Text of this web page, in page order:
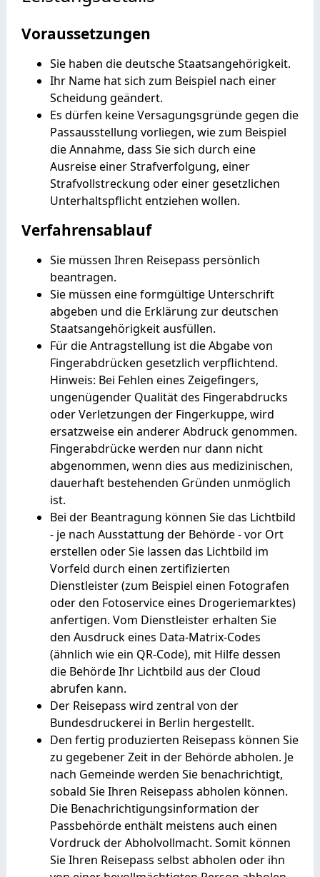
Voraussetzungen
Sie haben die deutsche Staatsangehörigkeit.
Ihr Name hat sich zum Beispiel nach einer
Scheidung geändert.
Es dürfen keine Versagungsgründe gegen die
Passausstellung vorliegen, wie zum Beispiel
die Annahme, dass Sie sich durch eine
Ausreise einer Strafverfolgung, einer
Strafvollstreckung oder einer gesetzlichen
Unterhaltspflicht entziehen wollen.
Verfahrensablauf
Sie müssen Ihren Reisepass persönlich
beantragen.
Sie müssen eine formgültige Unterschrift
abgeben und die Erklärung zur deutschen
Staatsangehörigkeit ausfüllen.
Für die Antragstellung ist die Abgabe von
Fingerabdrücken gesetzlich verpflichtend.
Hinweis: Bei Fehlen eines Zeigefingers,
ungenügender Qualität des Fingerabdrucks
oder Verletzungen der Fingerkuppe, wird
ersatzweise ein anderer Abdruck genommen.
Fingerabdrücke werden nur dann nicht
abgenommen, wenn dies aus medizinischen,
dauerhaft bestehenden Gründen unmöglich
ist.
Bei der Beantragung können Siedas Lichtbild
- je nach Ausstattung der Behörde - vor Ort
erstellen oder Sie lassen das Lichtbild im
Vorfeld durch einen zertifizierten
Dienstleister (zum Beispiel einen Fotografen
oder den Fotoservice eines Drogeriemarktes)
anfertigen. Vom Dienstleister erhalten Sie
den Ausdruck eines Data-Matrix-Codes
(ähnlich wie ein QR-Code), mit Hilfe dessen
die Behörde Ihr Lichtbild aus der Cloud
abrufen kann.
Der Reisepass wird zentral von der
Bundesdruckerei in Berlin hergestellt.
Den fertig produzierten Reisepass können Sie
zu gegebener Zeit in der Behörde abholen. Je
nach Gemeinde werden Sie benachrichtigt,
sobald Sie Ihren Reisepass abholen können.
Die Benachrichtigungsinformation der
Passbehörde enthält meistens auch einen
Vordruck der Abholvollmacht. Somit können
Sie Ihren Reisepass selbst abholen oder ihn